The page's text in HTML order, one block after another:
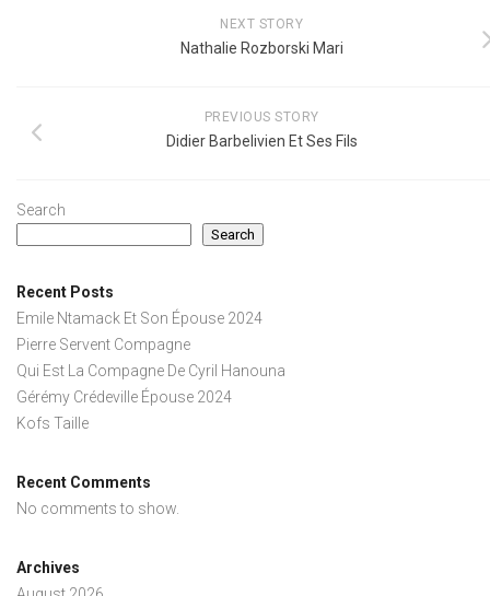
NEXT STORY
Nathalie Rozborski Mari
PREVIOUS STORY
Didier Barbelivien Et Ses Fils
Search
Search
Recent Posts
Emile Ntamack Et Son Épouse 2024
Pierre Servent Compagne
Qui Est La Compagne De Cyril Hanouna
Gérémy Crédeville Épouse 2024
Kofs Taille
Recent Comments
No comments to show.
Archives